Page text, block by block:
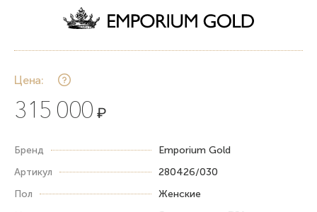
Цена:
315 000 ₽
Бренд
Emporium Gold
Артикул
280426/030
Пол
Женские